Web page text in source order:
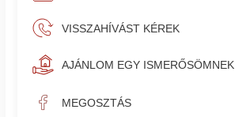
VISSZAHÍVÁST KÉREK
AJÁNLOM EGY ISMERŐSÖMNEK
MEGOSZTÁS